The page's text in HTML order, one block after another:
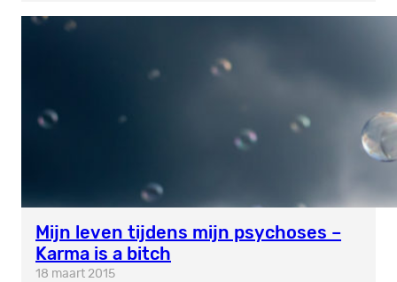
Mijn leven tijdens mijn psychoses –
Karma is a bitch
18 maart 2015